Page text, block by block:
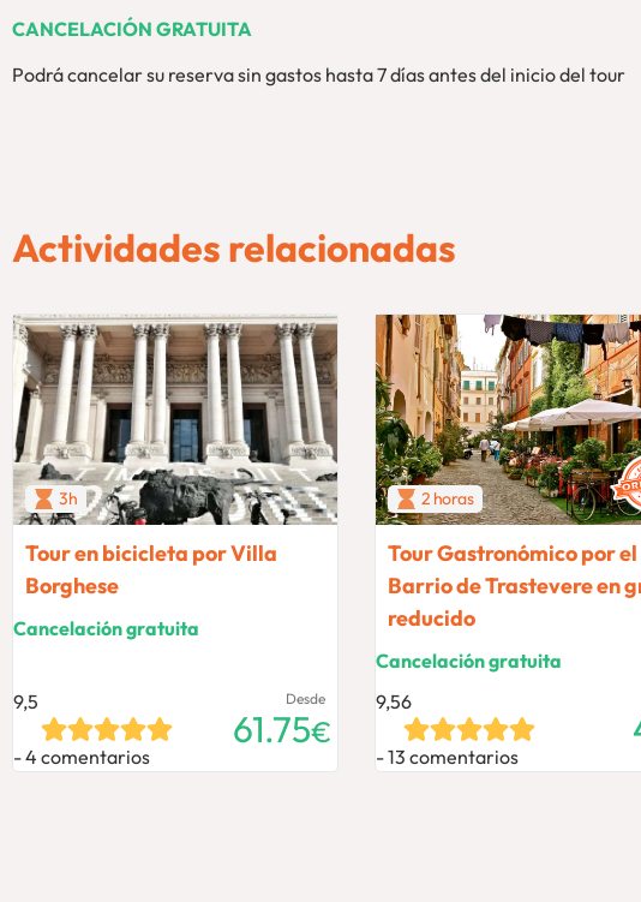
CANCELACIÓN GRATUITA
Podrá cancelar su reserva sin gastos hasta 7 días antes del inicio del tour
Actividades relacionadas
3h
Tour en bicicleta por Villa
Borghese
9,5
4 comentarios
Desde
61.75€
Cancelación gratuita
2 horas
Tour Gastronómico por el
Barrio de Trastevere en
reducido
9,56
13 comentarios
Cancelación gratuita